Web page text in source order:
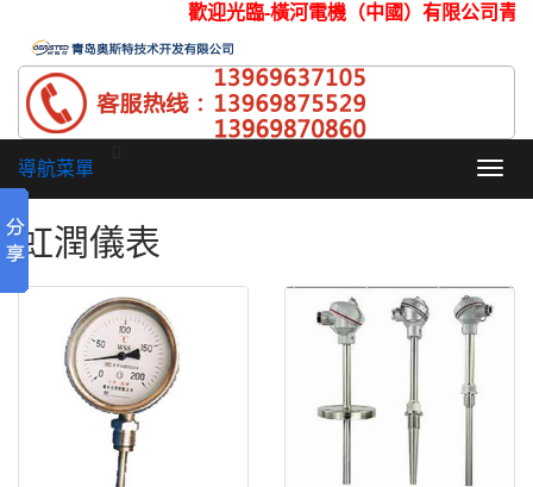
歡迎光臨-橫河電機（中國）有限公司
導航菜單
虹潤儀表